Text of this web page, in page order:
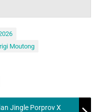
Moutong
Jingle Porprov X